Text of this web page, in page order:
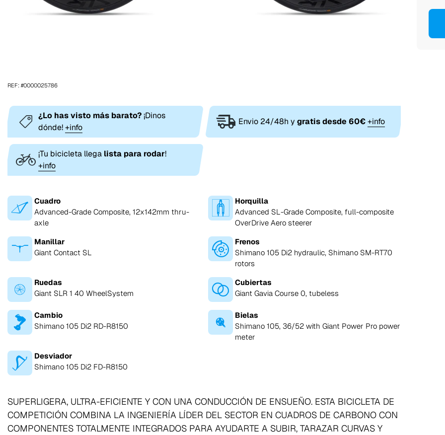
REF: #0000025786
¿Lo has visto más barato?¡Dinos
dónde!+info
Envio 24/48h y gratis desde 60€ +info
¡Tu bicicleta llega lista para rodar!
+info
Cuadro
Advanced-Grade Composite, 12x142mm thru-
axle
Horquilla
Advanced SL-Grade Composite, full-composite
OverDrive Aero steerer
Manillar
Giant Contact SL
Frenos
Shimano 105 Di2 hydraulic, Shimano SM-RT70
rotors
Ruedas
Giant SLR 1 40 WheelSystem
Cubiertas
Giant Gavia Course 0, tubeless
Cambio
Shimano 105 Di2 RD-R8150
Bielas
Shimano 105, 36/52 with Giant Power Pro power
meter
Desviador
Shimano 105 Di2 FD-R8150
SUPERLIGERA, ULTRA-EFICIENTE Y CON UNA CONDUCCIÓN DE ENSUEÑO. ESTA BICICLETA DE
COMPETICIÓN COMBINA LA INGENIERÍA LÍDER DEL SECTOR EN CUADROS DE CARBONO CON
COMPONENTES TOTALMENTE INTEGRADOS PARA AYUDARTE A SUBIR, TARAZAR CURVAS Y